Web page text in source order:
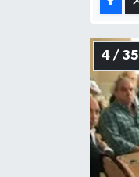
4 / 35